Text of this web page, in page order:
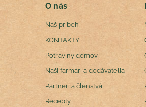
O nás
Náš príbeh
KONTAKTY
Potraviny domov
Naši farmári a dodávatelia
Partneri a členstvá
Recepty